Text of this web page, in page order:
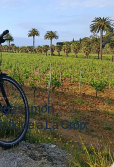
: mon
à La Croix